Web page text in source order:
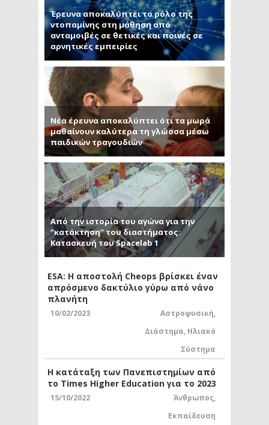
Έρευνα αποκαλύπτει το ρόλο της
ντοπαμίνης στη μάθηση από
ανταμοιβές σε θετικές και ποινές σε
αρνητικές εμπειρίες
Νέα έρευνα αποκαλύπτει ότι τα μωρά
μαθαίνουν καλύτερα τη γλώσσα μέσω
παιδικών τραγουδιών
Από την ιστορία του αγώνα για την
“κατάκτηση” του διαστήματος:
Κατασκευή του Spacelab 1
ESA: Η αποστολή Cheops βρίσκει έναν
απρόσμενο δακτύλιο γύρω από νάνο
πλανήτη
10/02/2023 Αστροφυσική,
Διάστημα, Ηλιακό
Σύστημα
Η κατάταξη των Πανεπιστημίων από
το Times Higher Education για το 2023
15/10/2022 Άνθρωπος,
Εκπαίδευση